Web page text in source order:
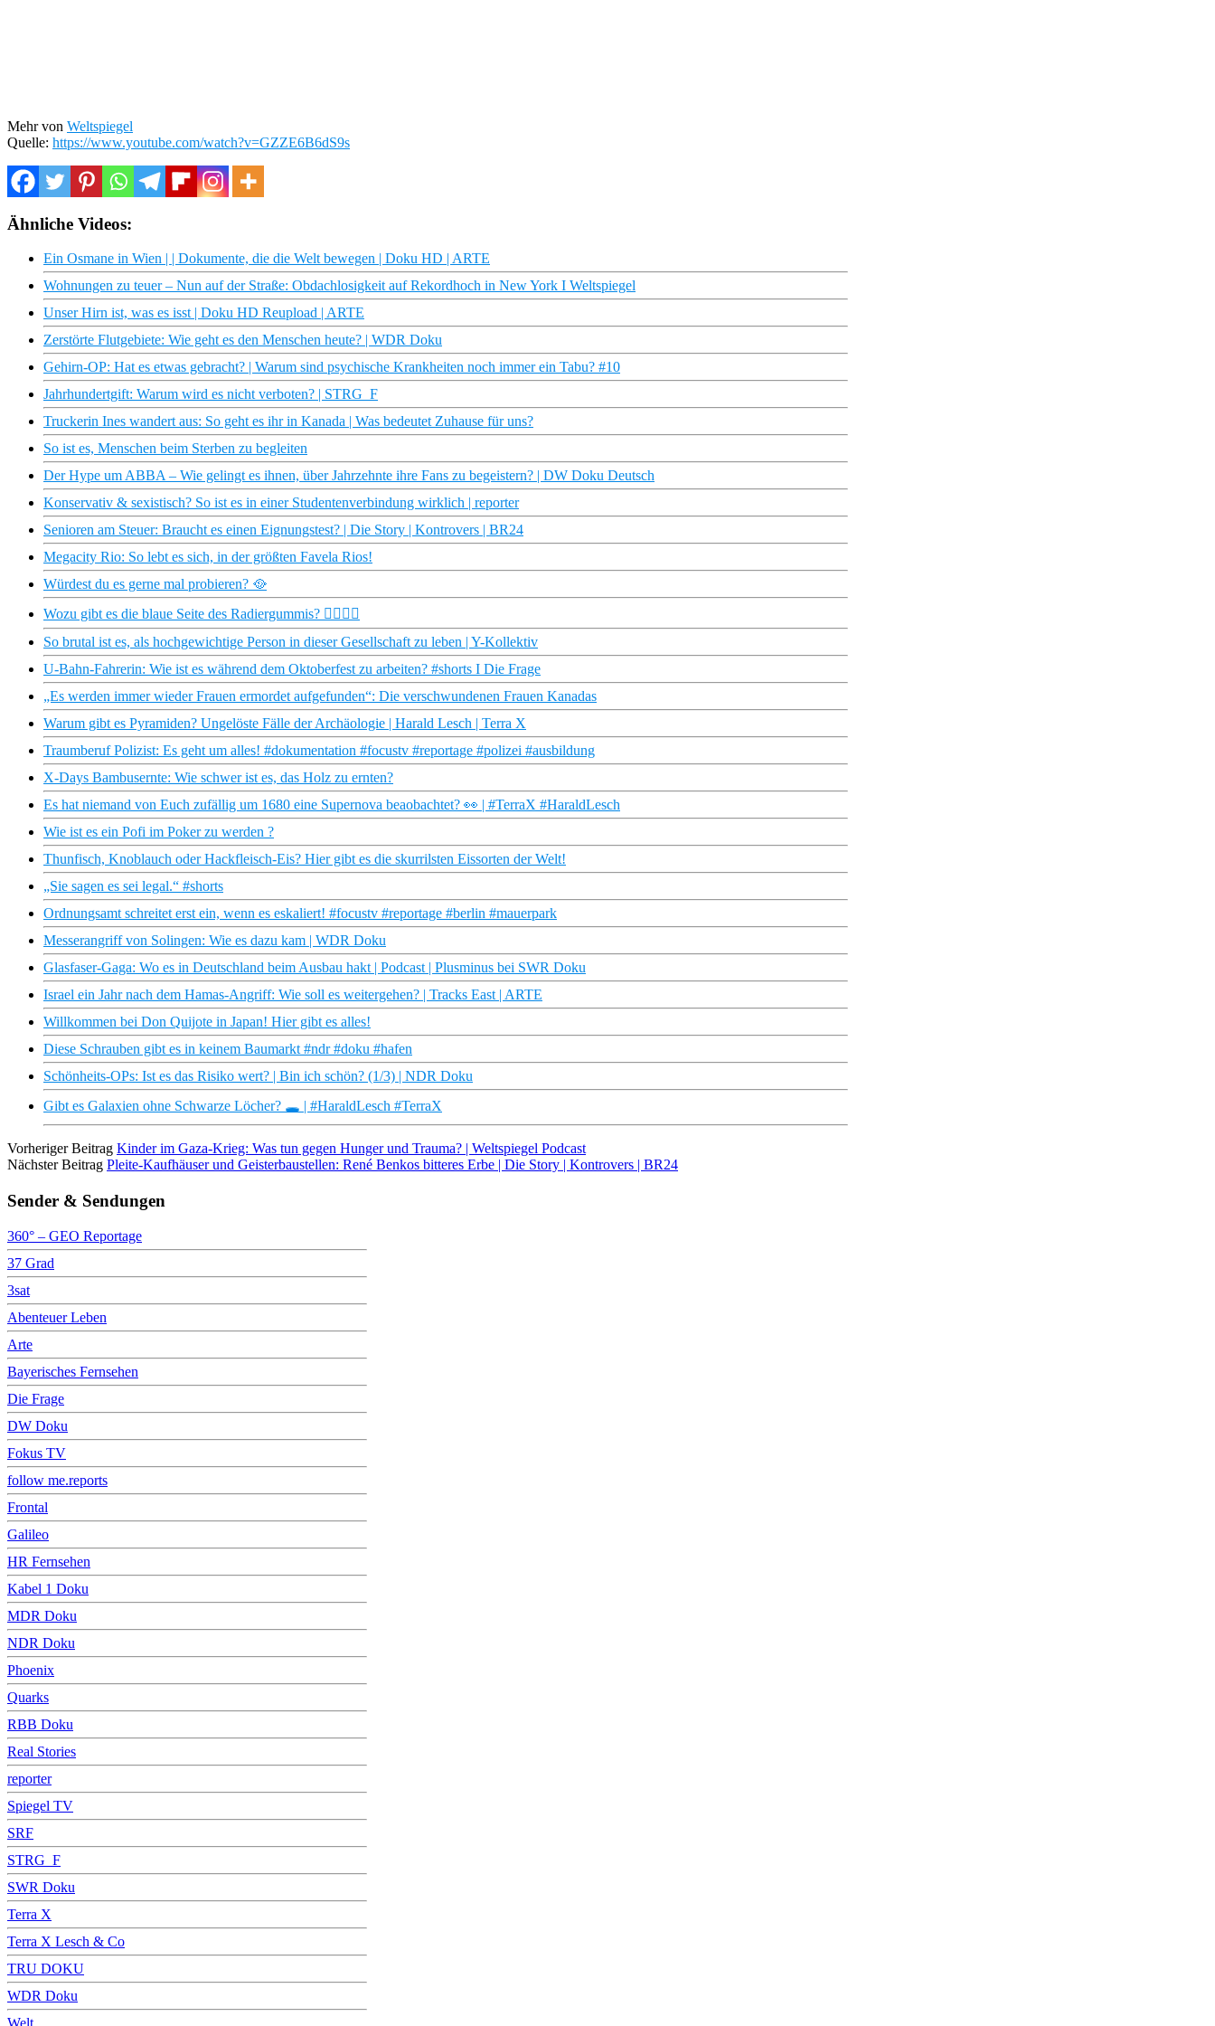
Mehr von Weltspiegel
Quelle: https://www.youtube.com/watch?v=GZZE6B6dS9s
Ähnliche Videos:
Ein Osmane in Wien | | Dokumente, die die Welt bewegen | Doku HD | ARTE
Wohnungen zu teuer – Nun auf der Straße: Obdachlosigkeit auf Rekordhoch in New York I Weltspiegel
Unser Hirn ist, was es isst | Doku HD Reupload | ARTE
Zerstörte Flutgebiete: Wie geht es den Menschen heute? | WDR Doku
Gehirn-OP: Hat es etwas gebracht? | Warum sind psychische Krankheiten noch immer ein Tabu? #10
Jahrhundertgift: Warum wird es nicht verboten? | STRG_F
Truckerin Ines wandert aus: So geht es ihr in Kanada | Was bedeutet Zuhause für uns?
So ist es, Menschen beim Sterben zu begleiten
Der Hype um ABBA – Wie gelingt es ihnen, über Jahrzehnte ihre Fans zu begeistern? | DW Doku Deutsch
Konservativ & sexistisch? So ist es in einer Studentenverbindung wirklich | reporter
Senioren am Steuer: Braucht es einen Eignungstest? | Die Story | Kontrovers | BR24
Megacity Rio: So lebt es sich, in der größten Favela Rios!
Würdest du es gerne mal probieren? 🥘
Wozu gibt es die blaue Seite des Radiergummis? 🙇‍♂️🙇‍♀️
So brutal ist es, als hochgewichtige Person in dieser Gesellschaft zu leben | Y-Kollektiv
U-Bahn-Fahrerin: Wie ist es während dem Oktoberfest zu arbeiten? #shorts I Die Frage
„Es werden immer wieder Frauen ermordet aufgefunden“: Die verschwundenen Frauen Kanadas
Warum gibt es Pyramiden? Ungelöste Fälle der Archäologie | Harald Lesch | Terra X
Traumberuf Polizist: Es geht um alles! #dokumentation #focustv #reportage #polizei #ausbildung
X-Days Bambusernte: Wie schwer ist es, das Holz zu ernten?
Es hat niemand von Euch zufällig um 1680 eine Supernova beaobachtet? 👀 | #TerraX #HaraldLesch
Wie ist es ein Pofi im Poker zu werden ?
Thunfisch, Knoblauch oder Hackfleisch-Eis? Hier gibt es die skurrilsten Eissorten der Welt!
„Sie sagen es sei legal.“ #shorts
Ordnungsamt schreitet erst ein, wenn es eskaliert! #focustv #reportage #berlin #mauerpark
Messerangriff von Solingen: Wie es dazu kam | WDR Doku
Glasfaser-Gaga: Wo es in Deutschland beim Ausbau hakt | Podcast | Plusminus bei SWR Doku
Israel ein Jahr nach dem Hamas-Angriff: Wie soll es weitergehen? | Tracks East | ARTE
Willkommen bei Don Quijote in Japan! Hier gibt es alles!
Diese Schrauben gibt es in keinem Baumarkt #ndr #doku #hafen
Schönheits-OPs: Ist es das Risiko wert? | Bin ich schön? (1/3) | NDR Doku
Gibt es Galaxien ohne Schwarze Löcher? 🕳️ | #HaraldLesch #TerraX
Vorheriger Beitrag Kinder im Gaza-Krieg: Was tun gegen Hunger und Trauma? | Weltspiegel Podcast
Nächster Beitrag Pleite-Kaufhäuser und Geisterbaustellen: René Benkos bitteres Erbe | Die Story | Kontrovers | BR24
Sender & Sendungen
360° – GEO Reportage
37 Grad
3sat
Abenteuer Leben
Arte
Bayerisches Fernsehen
Die Frage
DW Doku
Fokus TV
follow me.reports
Frontal
Galileo
HR Fernsehen
Kabel 1 Doku
MDR Doku
NDR Doku
Phoenix
Quarks
RBB Doku
Real Stories
reporter
Spiegel TV
SRF
STRG_F
SWR Doku
Terra X
Terra X Lesch & Co
TRU DOKU
WDR Doku
Welt